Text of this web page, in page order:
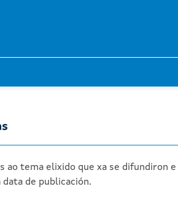
tema elixido que xa se difundiron
data de publicación.